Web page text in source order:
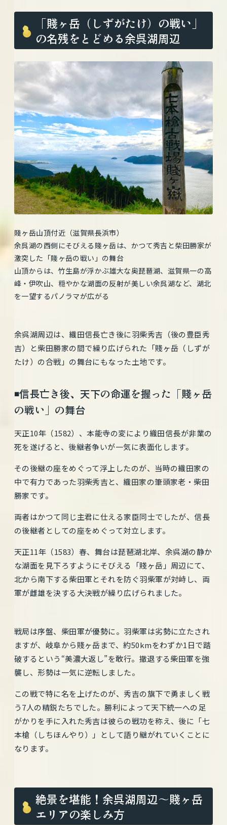
「賤ヶ岳（しずがたけ）の戦い」
の名残をとどめる余呉湖周辺
賤ヶ岳山頂付近（滋賀県長浜市）
余呉湖の西側にそびえる賤ヶ岳は、かつて秀吉と柴田勝家が
激突した「賤ヶ岳の戦い」の舞台
山頂からは、竹生島が浮かぶ雄大な奥琵琶湖、滋賀県一の高
峰・伊吹山、穏やかな湖面の反射が美しい余呉湖など、湖北
を一望するパノラマが広がる
余呉湖周辺は、織田信長亡き後に羽柴秀吉 （後の豊臣秀
吉）
と柴田勝家の間で繰り広げられた「賤ヶ岳（しずが
たけ）の合戦」の舞台にもなった土地です。
◾️信長亡き後、天下の命運を握った「賤ヶ岳
の戦い」の舞台
天正10年（1582）、本能寺の変により織田信長が非業の
死を遂げると、後継者争いが一気に表面化します。
その後継の座をめぐって浮上したのが、当時の織田家の
中で有力であった羽柴秀吉と、織田家の筆頭家老・柴田
勝家です。
両者はかつて同じ主君に仕える家臣同士でしたが、信長
の後継者としての座をめぐって対立します。
天正11年（1583）春、舞台は琵琶湖北岸、余呉湖の静か
な湖面を見下ろすようにそびえる「賤ヶ岳」周辺にて、
北から南下する柴田軍とそれを防ぐ羽柴軍が対峙し、両
軍が雌雄を決する大決戦が繰り広げられました。
戦局は序盤、柴田軍が優勢に。羽柴軍は劣勢に立たされ
ますが、岐阜から賤ヶ岳まで、約50kmをわずか1日で踏
破するという“美濃大返し”を敢行。撤退する柴田軍を強
襲し、形勢は一気に逆転しました。
この戦で特に名を上げたのが、秀吉の旗下で勇ましく戦
う7人の精鋭たちでした。勝利によって天下統一への足
がかりを手に入れた秀吉は彼らの戦功を称え、後に「七
本槍（しちほんやり）」として語り継がれていくことに
なります。
絶景を堪能！余呉湖周辺〜賤ヶ岳
エリアの楽しみ方